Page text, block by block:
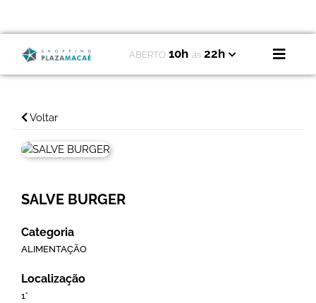
ABERTO 10h às 22h
Voltar
SALVE BURGER
Categoria
ALIMENTAÇÃO
Localização
1°